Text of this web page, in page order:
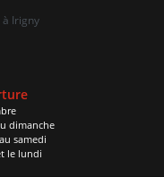
à Irigny
dimanche
samedi
le lundi